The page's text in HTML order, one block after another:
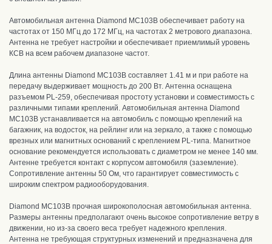
Автомобильная антенна Diamond MC103B обеспечивает работу на
частотах от 150 МГц до 172 МГц, на частотах 2 метрового диапазона.
Антенна не требует настройки и обеспечивает приемлимый уровень
КСВ на всем рабочем диапазоне частот.
Длина антенны Diamond MC103B составляет 1.41 м и при работе на
передачу выдерживает мощность до 200 Вт. Антенна оснащена
разъемом PL-259, обеспечивая простоту установки и совместимость с
различными типами креплений. Автомобильная антенна Diamond
MC103B устанавливается на автомобиль с помощью креплений на
багажник, на водосток, на рейлинг или на зеркало, а также с помощью
врезных или магнитных оснований с креплением PL-типа. Магнитное
основание рекомендуется использовать с диаметром не менее 140 мм.
Антенне требуется контакт с корпусом автомобиля (заземление).
Сопротивление антенны 50 Ом, что гарантирует совместимость с
широким спектром радиооборудования.
Diamond MC103B прочная широкополосная автомобильная антенна.
Размеры антенны предполагают очень высокое сопротивление ветру в
движении, но из-за своего веса требует надежного крепления.
Антенна не требующая структурных изменений и предназначена для